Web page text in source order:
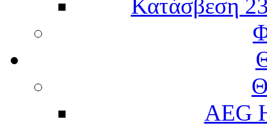
Κατάσβεση
AEG